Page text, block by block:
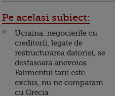
Pe acelasi subiect:
Ucraina: negocierile cu
creditorii, legate de
restructurarea datoriei, se
desfasoara anevoios.
Falimentul tarii este
exclus, nu ne comparam
cu Grecia